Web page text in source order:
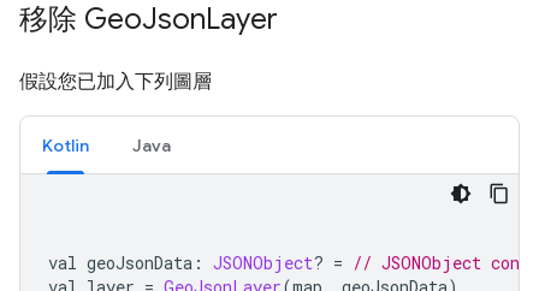
移除 GeoJsonLayer
假設您已加入下列圖層
Kotlin Java
val geoJsonData : JSONObject? = // JSONObject